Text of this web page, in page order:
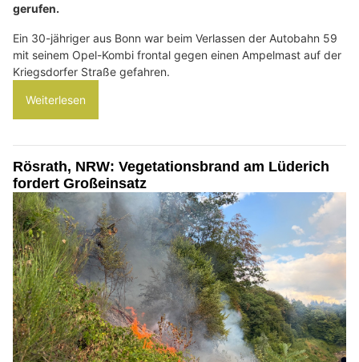
gerufen.
Ein 30-jähriger aus Bonn war beim Verlassen der Autobahn 59
mit seinem Opel-Kombi frontal gegen einen Ampelmast auf der
Kriegsdorfer Straße gefahren.
Weiterlesen
Rösrath, NRW: Vegetationsbrand am Lüderich
fordert Großeinsatz